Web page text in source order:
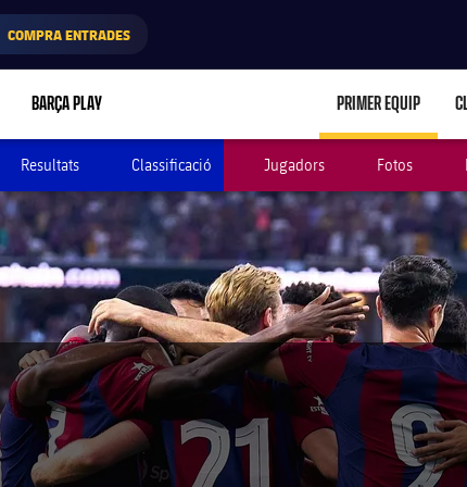
COMPRA ENTRADES
BARÇA PLAY PRIMER EQUIP
Resultats Classificació Jugadors Fotos